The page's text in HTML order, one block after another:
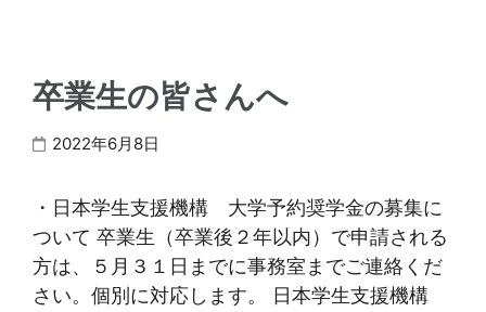
卒業生の皆さんへ
2022年6月8日
・日本学生支援機構 大学予約奨学金の募集に
ついて 卒業生（卒業後２年以内）で申請される
方は、５月３１日までに事務室までご連絡くだ
さい。個別に対応します。 日本学生支援機構